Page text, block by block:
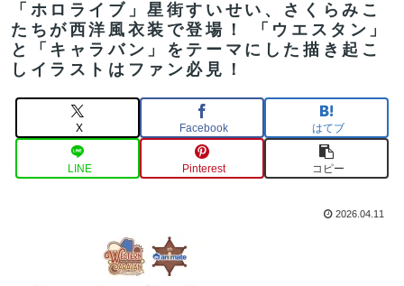
「ホロライブ」星街すいせい、さくらみこ
たちが西洋風衣装で登場！ 「ウエスタン」
と「キャラバン」をテーマにした描き起こ
しイラストはファン必見！
X Facebook はてブ
LINE Pinterest コピー
2026.04.11